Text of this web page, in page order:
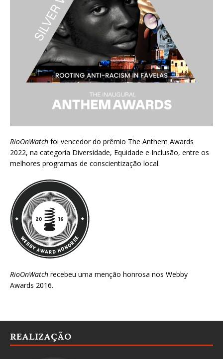
RioOnWatch foi vencedor do prêmio The Anthem Awards
2022, na categoria Diversidade, Equidade e Inclusão, entre os
melhores programas de conscientização local.
RioOnWatch recebeu uma menção honrosa nos Webby
Awards 2016.
REALIZAÇÃO